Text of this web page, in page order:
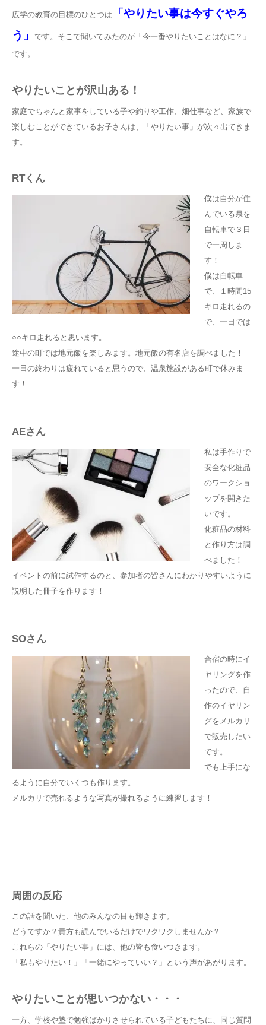
広学の教育の目標のひとつは
「やりたい事は今すぐやろ
う」
です。そこで聞いてみたのが「今一番やりたいことはなに？」
です。
やりたいことが沢山ある！
家庭でちゃんと家事をしている子や釣りや工作、畑仕事など、家族で
楽しむことができているお子さんは、「やりたい事」が次々出てきま
す。
RTくん
僕は自分が住
んでいる県を
自転車で３日
で一周しま
す！
僕は自転車
で、１時間15
キロ走れるの
で、一日では
○○キロ走れると思います。
途中の町では地元飯を楽しみます。地元飯の有名店を調べました！
一日の終わりは疲れていると思うので、温泉施設がある町で休みま
す！
AEさん
私は手作りで
安全な化粧品
のワークショ
ップを開きた
いです。
化粧品の材料
と作り方は調
べました！
イベントの前に試作するのと、参加者の皆さんにわかりやすいように
説明した冊子を作ります！
SOさん
合宿の時にイ
ヤリングを作
ったので、自
作のイヤリン
グをメルカリ
で販売したい
です。
でも上手にな
るように自分でいくつも作ります。
メルカリで売れるような写真が撮れるように練習します！
周囲の反応
この話を聞いた、他のみんなの目も輝きます。
どうですか？貴方も読んでいるだけでワクワクしませんか？
これらの「やりたい事」には、他の皆も食いつきます。
「私もやりたい！」「一緒にやっていい？」という声があがります。
やりたいことが思いつかない・・・
一方、学校や塾で勉強ばかりさせられている子どもたちに、同じ質問